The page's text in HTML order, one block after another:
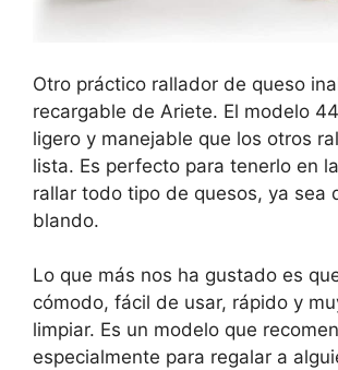
Otro práctico rallador de queso
recargable de Ariete. El modelo
ligero y manejable que los otros
lista. Es perfecto para tenerlo en
rallar todo tipo de quesos, ya sea
blando.
Lo que más nos ha gustado es
cómodo, fácil de usar, rápido y
limpiar. Es un modelo que
especialmente para regalar a